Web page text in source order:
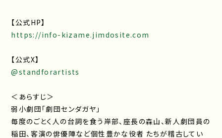
【公式HP】
https://info-kizame.jimdosite.com
【公式X】
@standforartists
＜あらすじ＞
弱小劇団「劇団センダガヤ」
毎度のごとく人の台詞を食う岸部、座長の森山、新人劇団員の
稲田、客演の俳優陣など個性豊かな役者 たちが稽古してい